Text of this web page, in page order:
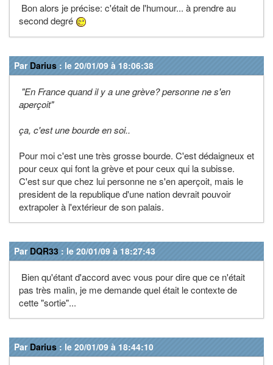
Bon alors je précise: c'était de l'humour... à prendre au
second degré
Par Darius : le 20/01/09 à 18:06:38
"En France quand il y a une grève? personne ne s'en
aperçoit"
ça, c'est une bourde en soi..
Pour moi c'est une très grosse bourde. C'est dédaigneux et
pour ceux qui font la grève et pour ceux qui la subisse.
C'est sur que chez lui personne ne s'en aperçoit, mais le
president de la republique d'une nation devrait pouvoir
extrapoler à l'extérieur de son palais.
Par DQR33 : le 20/01/09 à 18:27:43
Bien qu'étant d'accord avec vous pour dire que ce n'était
pas très malin, je me demande quel était le contexte de
cette "sortie"...
Par Darius : le 20/01/09 à 18:44:10